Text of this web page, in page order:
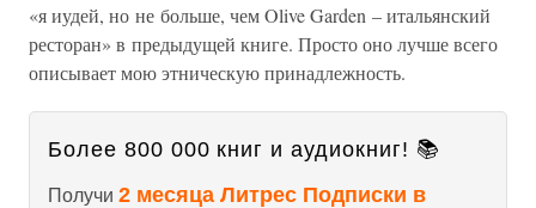
«я иудей, но не больше, чем Olive Garden – итальянский
ресторан» в предыдущей книге. Просто оно лучше всего
описывает мою этническую принадлежность.
Более 800 000 книг и аудиокниг! 📚
Получи 2 месяца Литрес Подписки в